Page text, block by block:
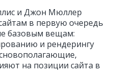
и Джон Мюллер
в первую очередь
базовым вещам:
и рендерингу
на позиции сайта в